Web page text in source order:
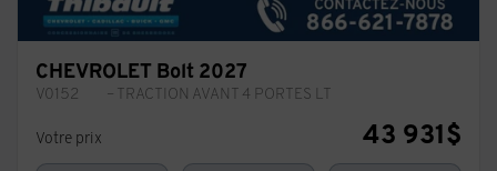
CHEVROLET Bolt 2027
V0152 – TRACTION AVANT 4 PORTES LT
Votre prix 43 931$